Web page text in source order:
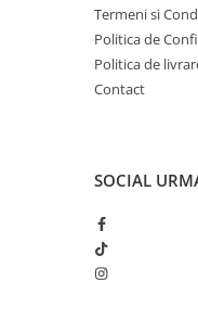
Jante şi Anvelope
Compartiment Motor
Detailing Outlet
Distinct Lifestyle
Acreditări & Training
Termeni si
Politica de
Politica de
Contact
SOCIAL